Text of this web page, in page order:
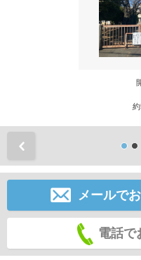
メールで
電話で